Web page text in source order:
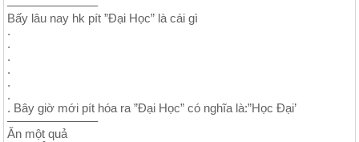
———————–
Bấy lâu nay hk pít ”Đại Học” là cái gì
.
.
.
.
.
.
. Bây giờ mới pít hóa ra ”Đại Học” có nghĩa là:”Học Đại’
———————–
Ăn một quả